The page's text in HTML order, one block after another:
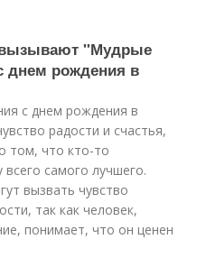
вызывают "Мудрые
днем рождения в
с днем рождения в
радости и счастья,
том, что кто-то
самого лучшего.
вызвать чувство
так как человек,
понимает, что он ценен